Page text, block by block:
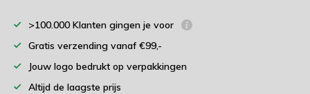
>100.000 Klanten gingen je voor
Gratis verzending vanaf €99,-
Jouw logo bedrukt op verpakkingen
Altijd de laagste prijs